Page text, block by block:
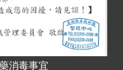
消毒事宜